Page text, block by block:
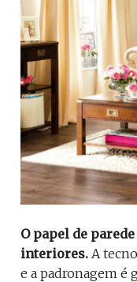
O papel de parede
interiores. A
e a padronagem é